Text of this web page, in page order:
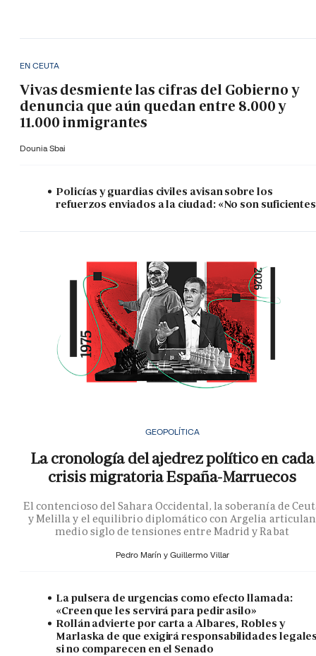
EN CEUTA
Vivas desmiente las cifras del Gobierno y
denuncia que aún quedan entre 8.000 y
11.000 inmigrantes
Dounia Sbai
Policías y guardias civiles avisan sobre los
refuerzos enviados a la ciudad: «No son
GEOPOLÍTICA
La cronología del ajedrez político en cada
crisis migratoria España-Marruecos
El contencioso del Sahara Occidental, la soberanía de
y Melilla y el equilibrio diplomático con Argelia articulan
medio siglo de tensiones entre Madrid y Rabat
Pedro Marín y Guillermo Villar
La pulsera de urgencias como efecto llamada:
«Creen que les servirá para pedir asilo»
Rollán advierte por carta a Albares, Robles y
Marlaska de que exigirá responsabilidades
si no comparecen en el Senado